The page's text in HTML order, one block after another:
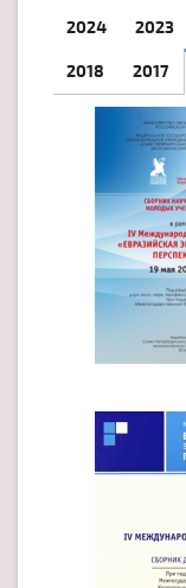
2024 2023
2018 2017